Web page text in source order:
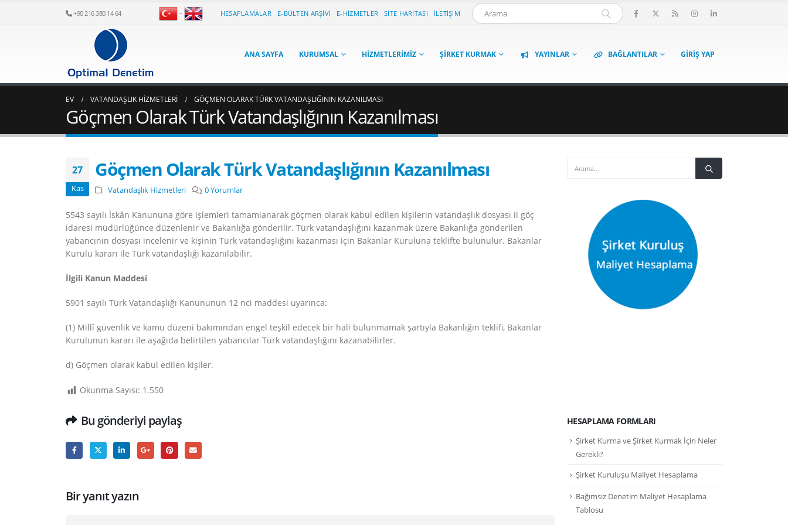
+90 216 380 14 64 - HESAPLAMALAR E-BÜLTEN ARŞIVI E-HIZMETLER SITE HARITASI İLETIŞIM
ANA SAYFA KURUMSAL HIZMETLERIMIZ ŞIRKET KURMAK YAYINLAR BAĞLANTILAR GIRIŞ YAP
EV VATANDAŞLIK HIZMETLERI GÖÇMEN OLARAK TÜRK VATANDAŞLIĞININ KAZANILMASI
Göçmen Olarak Türk Vatandaşlığının Kazanılması
27
Kas
Göçmen Olarak Türk Vatandaşlığının Kazanılması
Vatandaşlık Hizmetleri 0 Yorumlar
​5543 sayılı İskân Kanununa göre işlemleri tamamlanarak göçmen olarak kabul edilen kişilerin vatandaşlık dosyası il göç
idaresi müdürlüğünce düzenlenir ve Bakanlığa gönderilir. Türk vatandaşlığını kazanmak üzere Bakanlığa gönderilen
yabancının dosyası incelenir ve kişinin Türk vatandaşlığını kazanması için Bakanlar Kuruluna teklifte bulunulur. Bakanlar
Kurulu kararı ile Türk vatandaşlığı kazanılabilir.
İlgili Kanun Maddesi
5901 sayılı Türk Vatandaşlığı Kanununun 12 nci maddesi uyarınca:
(1) Millî güvenlik ve kamu düzeni bakımından engel teşkil edecek bir hali bulunmamak şartıyla Bakanlığın teklifi, Bakanlar
Kurulunun kararı ile aşağıda belirtilen yabancılar Türk vatandaşlığını kazanabilirler.
d) Göçmen olarak kabul edilen kişiler.
Okunma Sayısı: 1.550
Bu gönderiyi paylaş
Bir yanıt yazın
HESAPLAMA FORMLARI
Şirket Kurma ve Şirket Kurmak İçin Neler
Gerekli?
Şirket Kuruluşu Maliyet Hesaplama
Bağımsız Denetim Maliyet Hesaplama
Tablosu